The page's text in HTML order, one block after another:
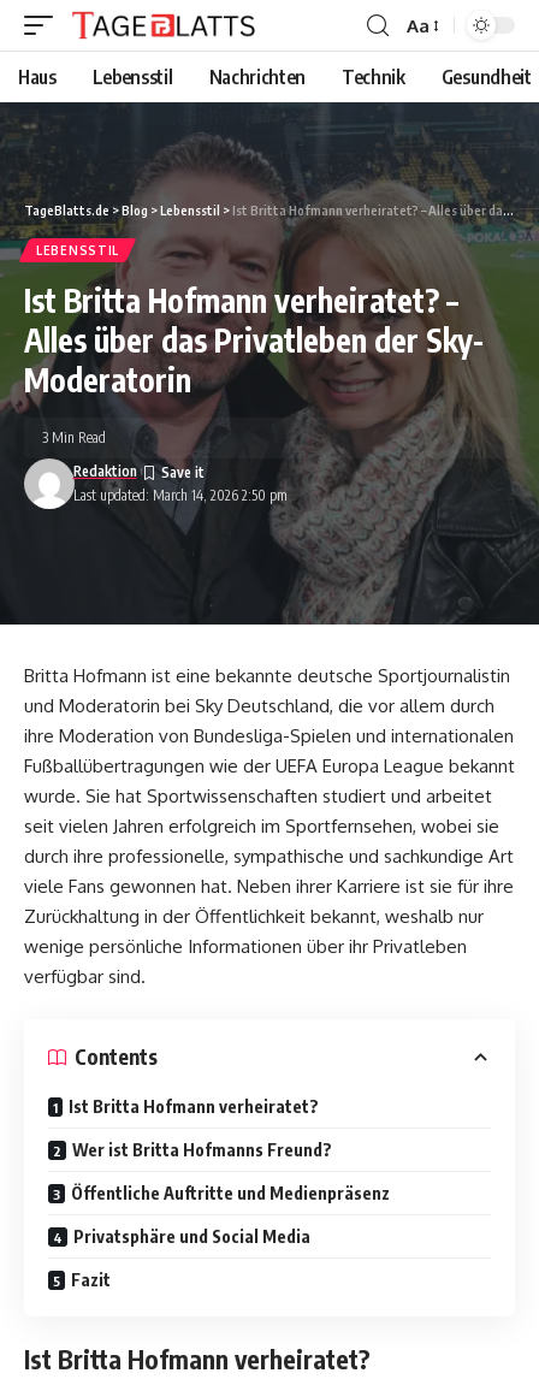
Font
Resizer
Aa
Haus Lebensstil Nachrichten Technik Gesundheit
TageBlatts.de >Blog >Lebensstil >Ist Britta Hofmann verheiratet? – Alles über das Privatleben der Sky-Moderatorin
LEBENSSTIL
Ist Britta Hofmann verheiratet? –
Alles über das Privatleben der Sky-
Moderatorin
Last updated: March 14, 2026 2:50 pm
Redaktion
3 Min Read
Britta Hofmann ist eine bekannte deutsche Sportjournalistin
und Moderatorin bei Sky Deutschland, die vor allem durch
ihre Moderation von Bundesliga-Spielen und internationalen
Fußballübertragungen wie der UEFA Europa League bekannt
wurde. Sie hat Sportwissenschaften studiert und arbeitet
seit vielen Jahren erfolgreich im Sportfernsehen, wobei sie
durch ihre professionelle, sympathische und sachkundige Art
viele Fans gewonnen hat. Neben ihrer Karriere ist sie für ihre
Zurückhaltung in der Öffentlichkeit bekannt, weshalb nur
wenige persönliche Informationen über ihr Privatleben
verfügbar sind.
Contents
Ist Britta Hofmann verheiratet?
Wer ist Britta Hofmanns Freund?
Öffentliche Auftritte und Medienpräsenz
Privatsphäre und Social Media
Fazit
Ist Britta Hofmann verheiratet?